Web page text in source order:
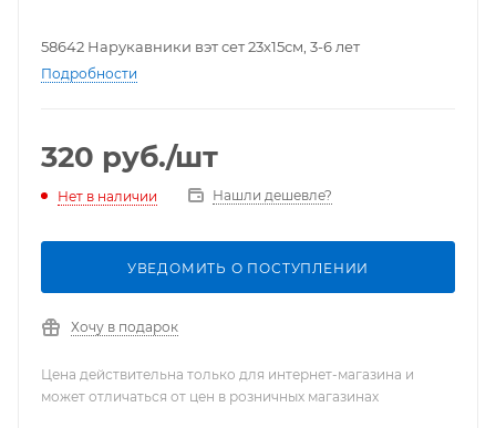
58642 Нарукавники вэт сет 23х15см, 3-6 лет
Подробности
320 руб./шт
Нет в наличии Нашли дешевле?
УВЕДОМИТЬ О ПОСТУПЛЕНИИ
Хочу в подарок
Цена действительна только для интернет-магазина и
может отличаться от цен в розничных магазинах